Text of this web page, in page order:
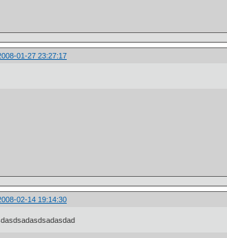
01-27 23:27:17
02-14 19:14:30